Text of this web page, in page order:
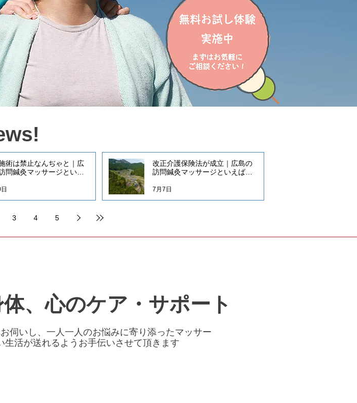
術は禁止なんぢゃと｜広
問鍼灸マッサージといえ
改正介護保険法が成立｜広島の
訪問鍼灸マッサージといえばだ
7月7日
3 4 5
、心のケア・サポート
伺いし、一人一人のお悩みに寄り添ったマッサー
活が送れるようお手伝いさせて頂きます